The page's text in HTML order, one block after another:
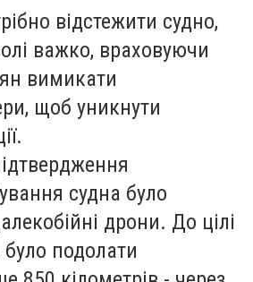
відстежити судно,
важко, враховуючи
вимикати
щоб уникнути
судна було
дрони. До цілі
було подолати